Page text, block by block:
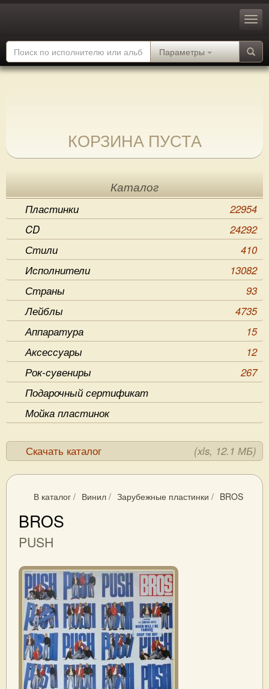
Параметры
КОРЗИНА ПУСТА
Каталог
Пластинки
22954
CD
24292
Стили
410
Исполнители
13082
Страны
93
Лейблы
4735
Аппаратура
15
Аксессуары
12
Рок-сувениры
267
Подарочный сертификат
Мойка пластинок
Скачать каталог (xls, 12.1 МБ)
В каталог / Винил / Зарубежные пластинки / BROS
BROS
PUSH